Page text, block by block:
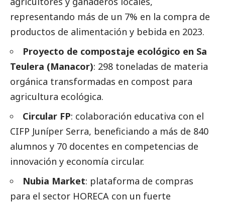
representando más de un 7% en la compra de
productos de alimentación y bebida en 2023.
Proyecto de compostaje ecológico en Sa
Teulera (Manacor): 298 toneladas de materia
orgánica transformadas en compost para
agricultura ecológica.
Circular FP: colaboración educativa con el
CIFP Juníper Serra, beneficiando a más de 840
alumnos y 70 docentes en competencias de
innovación y economía circular.
Nubia Market: plataforma de compras
para el sector HORECA con un fuerte